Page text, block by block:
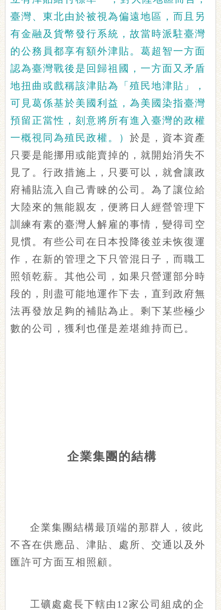
臺灣、東北由於被視為偏遠地區，而且另
有金融及貨幣發行系統，故當時派駐臺灣
的公務員都享有額外津貼。葛超智一方面
認為臺灣戰後是回歸祖國，一方面又矛盾
地扭曲或戲稱該津貼為「殖民地津貼」，
可見葛係基於美國利益，為美國染指臺灣
預留正當性，刻意將所有進入臺灣的政權
一概視同為殖民政權。） 於是，資本資產
只要是能挪用或能賣掉的，就開始消失不
見了。行政措施上，只要可以，就會讓政
府補貼流入自己青睞的公司。為了讓位給
大陸來的無能親友，便將日人經營管理下
訓練有素的臺灣人解雇的事情，變得司空
見慣。有些公司在日本投降後並未恢復運
作，在新的管理之下只管混日子，而職工
照領乾薪。其他公司，如果只營運部分時
段的，則盡可能地運作下去，直到政府無
法再發放足夠的補貼為止。剩下某些極少
數的公司，獲利也僅是差堪維持而已。
企業集團的結構
企業集團結構最頂端的那群人，彼此
不吝在供應品、津貼、處所、交通以及外
匯許可方面互相照顧。
工礦處處長下轄由12家公司組成的企